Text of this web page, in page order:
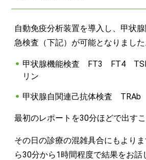
自動免疫分析装置を導入し、甲状
急検査（下記）が可能となりました
甲状腺機能検査 FT3 FT4
リン
甲状腺自関連己抗体検査
最初のレポートを30分ほどで出すこ
その日の診療の混雑具合にもより
ら30分から1時間程度で結果をお話